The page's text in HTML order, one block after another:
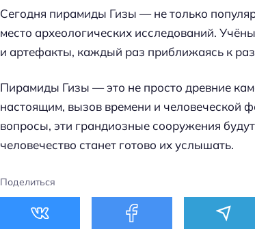
Сегодня пирамиды Гизы — не только
место археологических исследований.
и артефакты, каждый раз приближаясь к
Пирамиды Гизы — это не просто древние
настоящим, вызов времени и человеческой
вопросы, эти грандиозные сооружения
человечество станет готово их услышать.
Поделиться